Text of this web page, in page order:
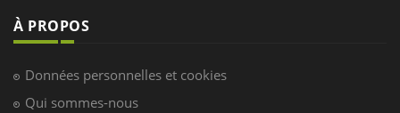
À PROPOS
Données personnelles et cookies
Qui sommes-nous